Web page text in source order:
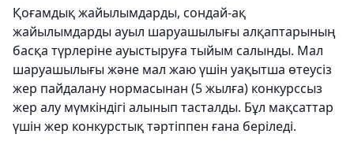
Қоғамдық жайылымдарды, сондай-ақ
жайылымдарды ауыл шаруашылығы алқаптарының
басқа түрлеріне ауыстыруға тыйым салынды. Мал
шаруашылығы және мал жаю үшін уақытша өтеусіз
жер пайдалану нормасынан (5 жылға) конкурссыз
жер алу мүмкіндігі алынып тасталды. Бұл мақсаттар
үшін жер конкурстық тәртіппен ғана беріледі.